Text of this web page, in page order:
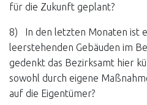
für die Zukunft geplant?
8) In den letzten Monaten ist
leerstehenden Gebäuden im
gedenkt das Bezirksamt hier
sowohl durch eigene
auf die Eigentümer?